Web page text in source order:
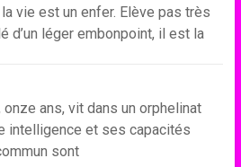
vie est un enfer. Elève pas très
d’un léger embonpoint, il est la
ans, vit dans un orphelinat
intelligence et ses capacités
sont